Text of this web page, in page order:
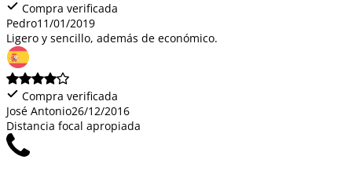
Compra verificada
Pedro11/01/2019
Ligero y sencillo, además de económico.
Compra verificada
José Antonio26/12/2016
Distancia focal apropiada